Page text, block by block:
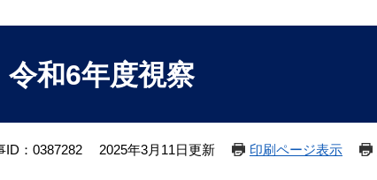
カ
タ
令和6年度視察
ID：0387282 2025年3月11日更新 印刷ページ表示